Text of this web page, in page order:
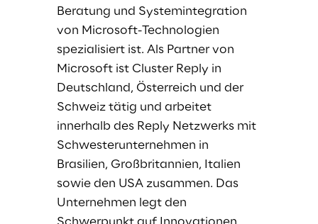
Beratung und Systemintegration
von Microsoft-Technologien
spezialisiert ist. Als Partner von
Microsoft ist Cluster Reply in
Deutschland, Österreich und der
Schweiz tätig und arbeitet
innerhalb des Reply Netzwerks mit
Schwesterunternehmen in
Brasilien, Großbritannien, Italien
sowie den USA zusammen. Das
Unternehmen legt den